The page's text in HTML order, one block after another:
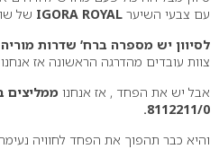
עם צבעי השיער IGORA ROYAL של
לסיוון יש מספרה ברח’ שדרות מוריה 120, חיפה
צוות עובדים מהדרגה הראשונה אז
אבל יש את הפחד , אז אנחנו
8112211/0.
והיא כבר תהפוך את הפחד לחוויה